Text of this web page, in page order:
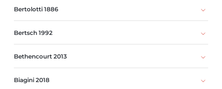
Bertolotti 1886
Bertsch 1992
Bethencourt 2013
Biagini 2018